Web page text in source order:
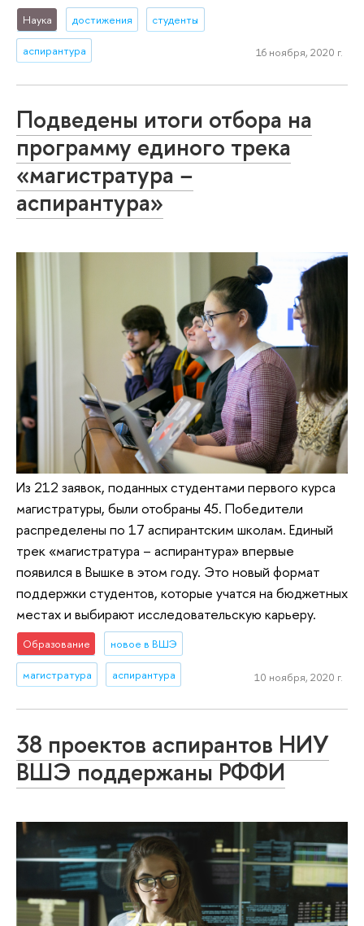
Наука достижения студенты
аспирантура 16 ноября, 2020 г.
Подведены итоги отбора на
программу единого трека
«магистратура −
аспирантура»
Из 212 заявок, поданных студентами первого курса
магистратуры, были отобраны 45. Победители
распределены по 17 аспирантским школам. Единый
трек «магистратура – аспирантура» впервые
появился в Вышке в этом году. Это новый формат
поддержки студентов, которые учатся на бюджетных
местах и выбирают исследовательскую карьеру.
Образование новое в ВШЭ
магистратура аспирантура 10 ноября, 2020 г.
38 проектов аспирантов НИУ
ВШЭ поддержаны РФФИ